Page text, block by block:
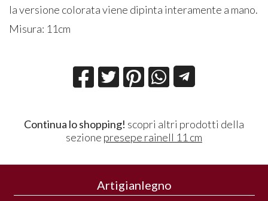
la versione colorata viene dipinta interamente a mano.
Misura: 11cm
Continua lo shopping! scopri altri prodotti della
sezione presepe rainell 11 cm
Artigianlegno